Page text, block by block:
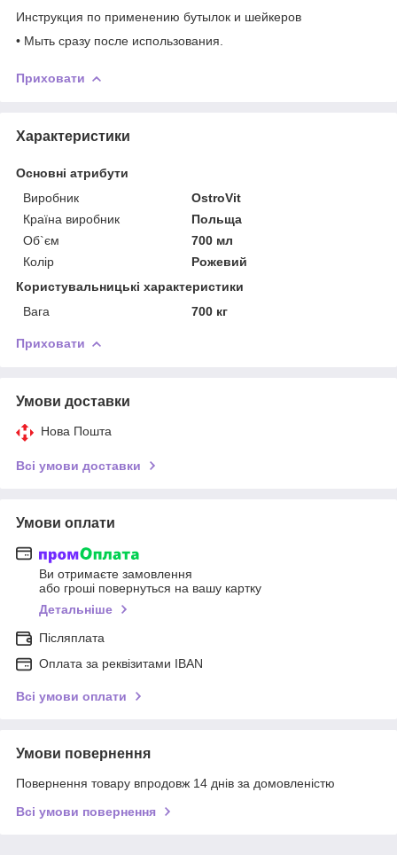
Инструкция по применению бутылок и шейкеров
• Мыть сразу после использования.
Приховати
Характеристики
Основні атрибути
Виробник
OstroVit
Країна виробник
Польща
Об`єм
700 мл
Колір
Рожевий
Користувальницькі характеристики
Вага
700 кг
Приховати
Умови доставки
Нова Пошта
Всі умови доставки
Умови оплати
Ви отримаєте замовлення
або гроші повернуться на вашу картку
Детальніше
Післяплата
Оплата за реквізитами IBAN
Всі умови оплати
Умови повернення
Повернення товару впродовж 14 днів за домовленістю
Всі умови повернення